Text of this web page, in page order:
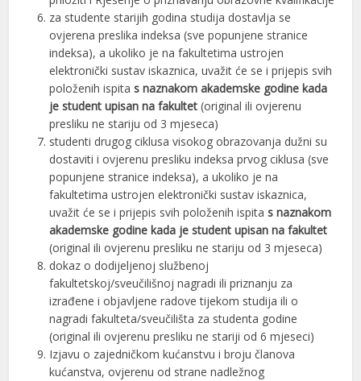
za studente starijih godina studija dostavlja se
ovjerena preslika indeksa (sve popunjene stranice
indeksa), a ukoliko je na fakultetima ustrojen
elektronički sustav iskaznica, uvažit će se i prijepis svih
položenih ispitas naznakom akademske godine kada
je student upisan na fakultet(original ili ovjerenu
presliku ne stariju od 3 mjeseca)
studenti drugog ciklusa visokog obrazovanja dužni su
dostaviti i ovjerenu presliku indeksa prvog ciklusa (sve
popunjene stranice indeksa), a ukoliko je na
fakultetima ustrojen elektronički sustav iskaznica,
uvažit će se i prijepis svih položenih ispitas naznakom
akademske godine kada je student upisan na fakultet
(original ili ovjerenu presliku ne stariju od 3 mjeseca)
dokaz o dodijeljenoj službenoj
fakultetskoj/sveučilišnoj nagradi ili priznanju za
izrađene i objavljene radove tijekom studija ili o
nagradi fakulteta/sveučilišta za studenta godine
(original ili ovjerenu presliku ne stariji od 6 mjeseci)
Izjavu o zajedničkom kućanstvu i broju članova
kućanstva, ovjerenu od strane nadležnog